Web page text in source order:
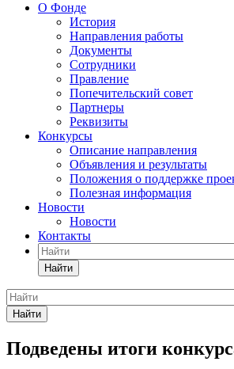
О Фонде
История
Направления работы
Документы
Сотрудники
Правление
Попечительский совет
Партнеры
Реквизиты
Конкурсы
Описание направления
Объявления и результаты
Положения о поддержке
Полезная информация
Новости
Новости
Контакты
Найти
Найти
Подведены итоги